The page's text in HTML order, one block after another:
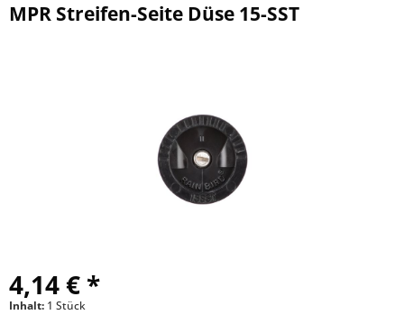
MPR Streifen-Seite Düse 15-SST
4,14 € *
Inhalt: 1 Stück